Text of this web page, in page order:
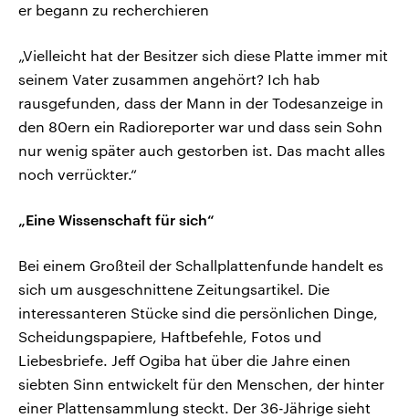
er begann zu recherchieren
„Vielleicht hat der Besitzer sich diese Platte immer mit
seinem Vater zusammen angehört? Ich hab
rausgefunden, dass der Mann in der Todesanzeige in
den 80ern ein Radioreporter war und dass sein Sohn
nur wenig später auch gestorben ist. Das macht alles
noch verrückter.“
„Eine Wissenschaft für sich“
Bei einem Großteil der Schallplattenfunde handelt es
sich um ausgeschnittene Zeitungsartikel. Die
interessanteren Stücke sind die persönlichen Dinge,
Scheidungspapiere, Haftbefehle, Fotos und
Liebesbriefe. Jeff Ogiba hat über die Jahre einen
siebten Sinn entwickelt für den Menschen, der hinter
einer Plattensammlung steckt. Der 36-Jährige sieht